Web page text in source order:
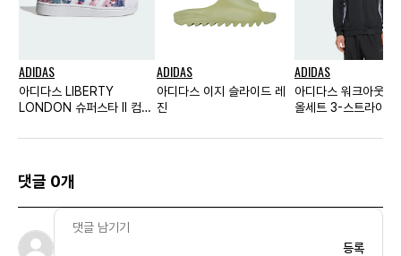
ADIDAS
아디다스 LIBERTY
LONDON 슈퍼스타 II 컴포
ADIDAS
아디다스 이지 슬라이드 레
진
ADIDAS
아디다스 워크아웃 에
올세트 3-스트라이프
댓글 0개
등록